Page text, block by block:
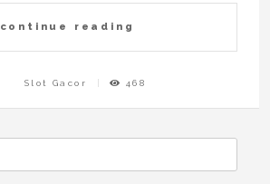
continue reading
Slot Gacor 468